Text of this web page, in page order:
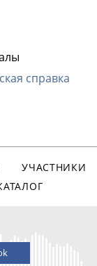
справка
УЧАСТНИКИ